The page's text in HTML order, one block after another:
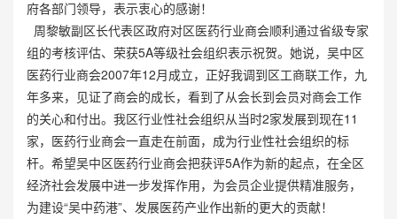
府各部门领导，表示衷心的感谢！
周黎敏副区长代表区政府对区医药行业商会顺利通过省级专家
组的考核评估、荣获5A等级社会组织表示祝贺。她说，吴中区
医药行业商会2007年12月成立，正好我调到区工商联工作，九
年多来，见证了商会的成长，看到了从会长到会员对商会工作
的关心和付出。我区行业性社会组织从当时2家发展到现在11
家，医药行业商会一直走在前面，成为行业性社会组织的标
杆。希望吴中区医药行业商会把获评5A作为新的起点，在全区
经济社会发展中进一步发挥作用，为会员企业提供精准服务，
为建设“吴中药港”、发展医药产业作出新的更大的贡献！